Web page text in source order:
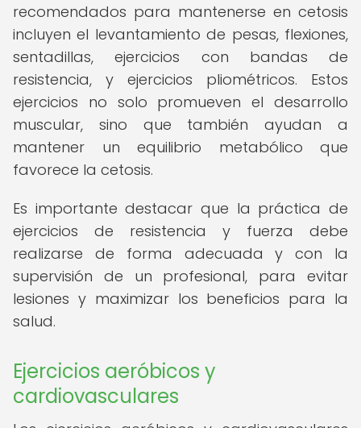
recomendados para mantenerse en cetosis
incluyen el levantamiento de pesas, flexiones,
sentadillas, ejercicios con bandas de
resistencia, y ejercicios pliométricos. Estos
ejercicios no solo promueven el desarrollo
muscular, sino que también ayudan a
mantener un equilibrio metabólico que
favorece la cetosis.
Es importante destacar que la práctica de
ejercicios de resistencia y fuerza debe
realizarse de forma adecuada y con la
supervisión de un profesional, para evitar
lesiones y maximizar los beneficios para la
salud.
Ejercicios aeróbicos y
cardiovasculares